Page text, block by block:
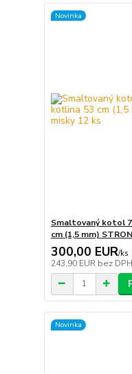
Novinka
Smaltovaný kotol
cm (1,5 mm)
300,00 EUR/ks
243,90 EUR bez DPH
Novinka